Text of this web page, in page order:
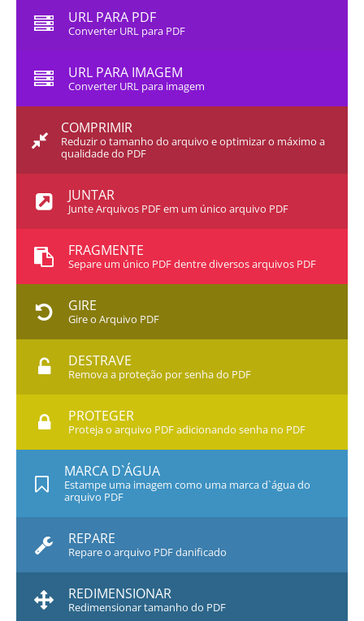
URL PARA PDF
Converter URL para PDF
URL PARA IMAGEM
Converter URL para imagem
COMPRIMIR
Reduzir o tamanho do arquivo e optimizar o máximo a
qualidade do PDF
JUNTAR
Junte Arquivos PDF em um único arquivo PDF
FRAGMENTE
Separe um único PDF dentre diversos arquivos PDF
GIRE
Gire o Arquivo PDF
DESTRAVE
Remova a proteção por senha do PDF
PROTEGER
Proteja o arquivo PDF adicionando senha no PDF
MARCA D`ÁGUA
Estampe uma imagem como uma marca d`água do
arquivo PDF
REPARE
Repare o arquivo PDF danificado
REDIMENSIONAR
Redimensionar tamanho do PDF